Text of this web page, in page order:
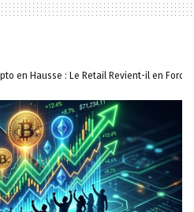
en Hausse : Le Retail Revient-il en Force